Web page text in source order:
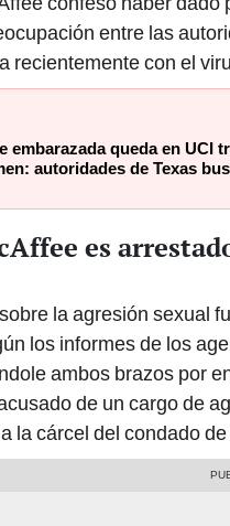
entre las
recientemente con el
embarazada queda en UCI
autoridades de Texas
es
la agresión sexual
los informes de los
ambos brazos por
de un cargo de
la cárcel del condado